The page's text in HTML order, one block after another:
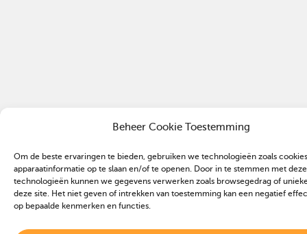
Beheer Cookie Toestemming
Om de beste ervaringen te bieden, gebruiken we technologieën zoals
apparaatinformatie op te slaan en/of te openen. Door in te stemmen met deze
technologieën kunnen we gegevens verwerken zoals browsegedrag of
deze site. Het niet geven of intrekken van toestemming kan een negatief
op bepaalde kenmerken en functies.